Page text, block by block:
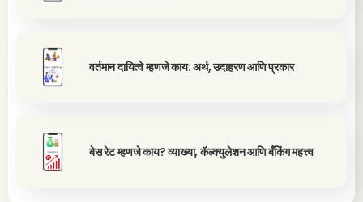
वर्तमान दायित्वे म्हणजे काय: अर्थ, उदाहरण आणि प्रकार
बेस रेट म्हणजे काय? व्याख्या, कॅल्क्युलेशन आणि बँकिंग महत्त्व